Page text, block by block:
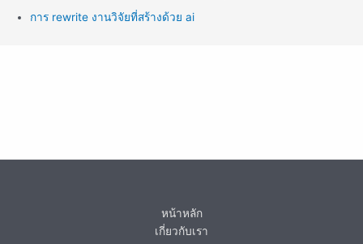
การ rewrite งานวิจัยที่สร้างด้วย ai
หน้าหลัก
เกี่ยวกับเรา